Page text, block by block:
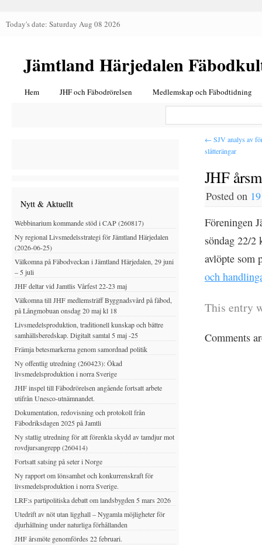
Today's date: Saturday Aug 08 2026
Jämtland Härjedalen
Hem JHF och Fäbodrörelsen Medlemskap och Fäbodtidning
← SJV analys av
slåtterängar
JHF
Posted on
Föreningen
söndag 22/
avlöpte som
och
This entry
Comments
Nytt & Aktuellt
Webbinarium kommande stöd i CAP (260817)
Ny regional Livsmedelsstrategi för Jämtland Härjedalen
(2026-06-25)
Välkomna på Fäbodveckan i Jämtland Härjedalen, 29 juni
– 5 juli
JHF deltar vid Jamtlis Vårfest 22-23 maj
Välkomna till JHF medlemsträff Byggnadsvård på fäbod,
på Långmobuan onsdag 20 maj kl 18
Livsmedelsproduktion, traditionell kunskap och bättre
samhällsberedskap. Digitalt samtal 5 maj -25
Främja betesmarkerna genom samordnad politik
Ny offentlig utredning (260423): Ökad
livsmedelsproduktion i norra Sverige
JHF inspel till Fäbodrörelsen angående fortsatt arbete
utifrån Unesco-utnämnandet.
Dokumentation, redovisning och protokoll från
Fäbodriksdagen 2025 på Jamtli
Ny statlig utredning för att förenkla skydd av tamdjur mot
rovdjursangrepp (260414)
Fortsatt satsing på seter i Norge
Ny rapport om lönsamhet och konkurrenskraft för
livsmedelsproduktion i norra Sverige.
LRF:s partipolitiska debatt om landsbygden 5 mars 2026
Utedrift av nöt utan ligghall – Nygamla möjligheter för
djurhållning under naturliga förhållanden
JHF årsmöte genomfördes 22 februari.